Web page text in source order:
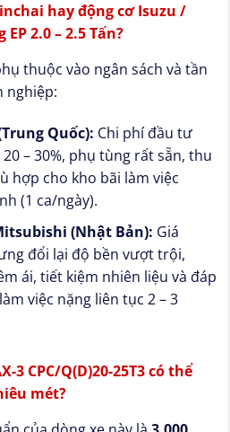
hay động cơ Isuzu /
2.0 – 2.5 Tấn?
thuộc vào ngân sách và tần
nghiệp:
Quốc): Chi phí đầu tư
– 30%, phụ tùng rất sẵn, thu
hợp cho kho bãi làm việc
(1 ca/ngày).
(Nhật Bản): Giá
đổi lại độ bền vượt trội,
ái, tiết kiệm nhiên liệu và đáp
việc nặng liên tục 2 – 3
3 CPC/Q(D)20-25T3 có thể
mét?